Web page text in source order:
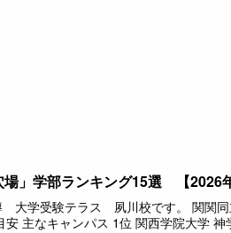
」学部ランキング15選 【2026
大学受験テラス 夙川校です。 関関同
安 主なキャンパス 1位 関西学院大学